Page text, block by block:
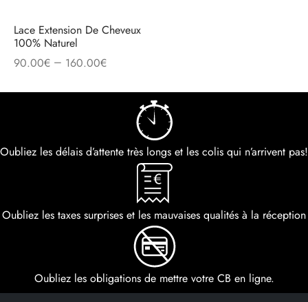
Lace Extension De Cheveux
100% Naturel
90.00€ – 160.00€
Oubliez les délais d’attente très longs et les colis qui n’arrivent pas!
Oubliez les taxes surprises et les mauvaises qualités à la réception
Oubliez les obligations de mettre votre CB en ligne.